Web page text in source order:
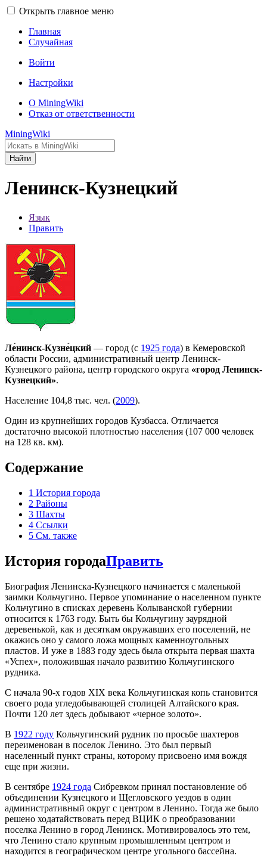
Открыть главное меню
Главная
Случайная
Войти
Настройки
О MiningWiki
Отказ от ответственности
MiningWiki
Найти
Ленинск-Кузнецкий
Язык
Править
Ле́нинск-Кузне́цкий — город (с 1925 года) в Кемеровской
области России, административный центр Ленинск-
Кузнецкого района, центр городского округа «город Ленинск-
Кузнецкий».
Население 104,8 тыс. чел. (2009).
Один из крупнейших городов Кузбасса. Отличается
достаточно высокой плотностью населения (107 000 человек
на 128 кв. км).
Содержание
1 История города
2 Районы
3 Шахты
4 Ссылки
5 См. также
История городаПравить
Биография Ленинска-Кузнецкого начинается с маленькой
заимки Кольчугино. Первое упоминание о населенном пункте
Кольчугино в списках деревень Колыванской губернии
относится к 1763 году. Быть бы Кольчугину заурядной
деревенькой, как и десяткам окружавших его поселений, не
окажись оно у самого ложа мощных каменноугольных
пластов. И уже в 1883 году здесь была открыта первая шахта
«Успех», положившая начало развитию Кольчугинского
рудника.
С начала 90-х годов XIX века Кольчугинская копь становится
своего рода угледобывающей столицей Алтайского края.
Почти 120 лет здесь добывают «черное золото».
В 1922 году Кольчугинский рудник по просьбе шахтеров
переименован в поселок Ленино. Это был первый
населенный пункт страны, которому присвоено имя вождя
еще при жизни.
В сентябре 1924 года Сибревком принял постановление об
объединении Кузнецкого и Щегловского уездов в один
административный округ с центром в Ленино. Тогда же было
решено ходатайствовать перед ВЦИК о преобразовании
поселка Ленино в город Ленинск. Мотивировалось это тем,
что Ленино стало крупным промышленным центром и
находится в географическом центре угольного бассейна.